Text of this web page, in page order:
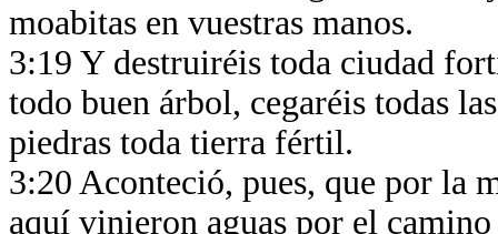
moabitas en vuestras manos.
3:19 Y destruiréis toda ciudad
todo buen árbol, cegaréis todas
piedras toda tierra fértil.
3:20 Aconteció, pues, que por la
aquí vinieron aguas por el